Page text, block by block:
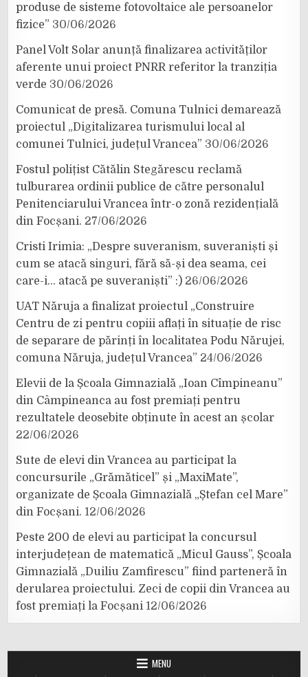
produse de sisteme fotovoltaice ale persoanelor
fizice” 30/06/2026
Panel Volt Solar anunță finalizarea activităților
aferente unui proiect PNRR referitor la tranziția
verde 30/06/2026
Comunicat de presă. Comuna Tulnici demarează
proiectul „Digitalizarea turismului local al
comunei Tulnici, județul Vrancea” 30/06/2026
Fostul polițist Cătălin Stegărescu reclamă
tulburarea ordinii publice de către personalul
Penitenciarului Vrancea într-o zonă rezidențială
din Focșani. 27/06/2026
Cristi Irimia: „Despre suveranism, suveraniști și
cum se atacă singuri, fără să-și dea seama, cei
care-i… atacă pe suveraniști” :) 26/06/2026
UAT Năruja a finalizat proiectul „Construire
Centru de zi pentru copiii aflați în situație de risc
de separare de părinți în localitatea Podu Nărujei,
comuna Năruja, județul Vrancea” 24/06/2026
Elevii de la Școala Gimnazială „Ioan Cîmpineanu”
din Câmpineanca au fost premiați pentru
rezultatele deosebite obținute în acest an școlar
22/06/2026
Sute de elevi din Vrancea au participat la
concursurile „Grămăticel” și „MaxiMate”,
organizate de Școala Gimnazială „Ștefan cel Mare”
din Focșani. 12/06/2026
Peste 200 de elevi au participat la concursul
interjudețean de matematică „Micul Gauss”, Școala
Gimnazială „Duiliu Zamfirescu” fiind parteneră în
derularea proiectului. Zeci de copii din Vrancea au
fost premiați la Focșani 12/06/2026
MENU